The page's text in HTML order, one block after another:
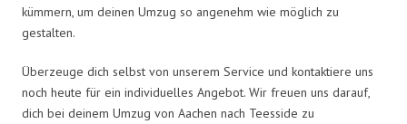
kümmern, um deinen Umzug so angenehm wie möglich zu
gestalten.
Überzeuge dich selbst von unserem Service und kontaktiere uns
noch heute für ein individuelles Angebot. Wir freuen uns darauf,
dich bei deinem Umzug von Aachen nach Teesside zu